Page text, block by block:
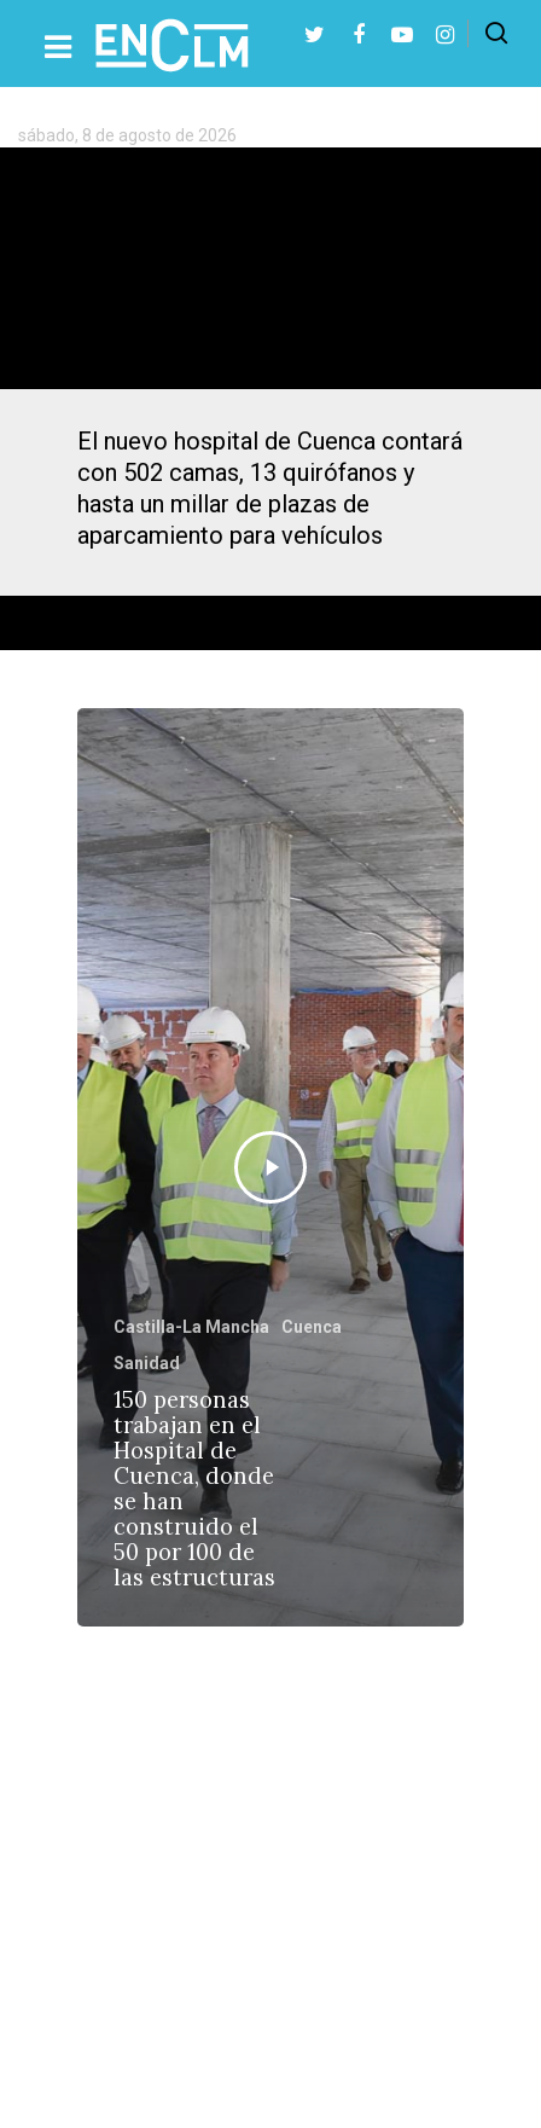
Etiqueta:
Sanidad
de
Presiona Intro para buscar o ESC para cerrar
sábado, 8 de agosto de 2026
El nuevo hospital de Cuenca contará
con 502 camas, 13 quirófanos y
hasta un millar de plazas de
aparcamiento para vehículos
Castilla-La Mancha
Cuenca
Sanidad
150 personas
trabajan en el
Hospital de
Cuenca, donde
se han
construido el
50 por 100 de
las estructuras
Castilla-La
Toledo
Ciudad Real
Albacete
Cuenca
Guadalajara
Talavera
Sanidad
Economía
Educación
Cultura
Deportes
Sucesos
Medio Ambiente
Planeta Rural
Especiales
Galerías